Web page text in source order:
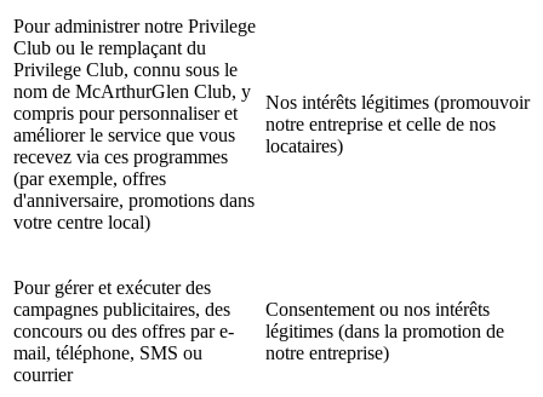
Pour administrer notre Privilege
Club ou le remplaçant du
Privilege Club, connu sous le
nom de McArthurGlen Club, y
compris pour personnaliser et
améliorer le service que vous
recevez via ces programmes
(par exemple, offres
d'anniversaire, promotions dans
votre centre local)
Nos intérêts légitimes (promouvoir
notre entreprise et celle de nos
locataires)
Pour gérer et exécuter des
campagnes publicitaires, des
concours ou des offres par e-
mail, téléphone, SMS ou
courrier
Consentement ou nos intérêts
légitimes (dans la promotion de
notre entreprise)